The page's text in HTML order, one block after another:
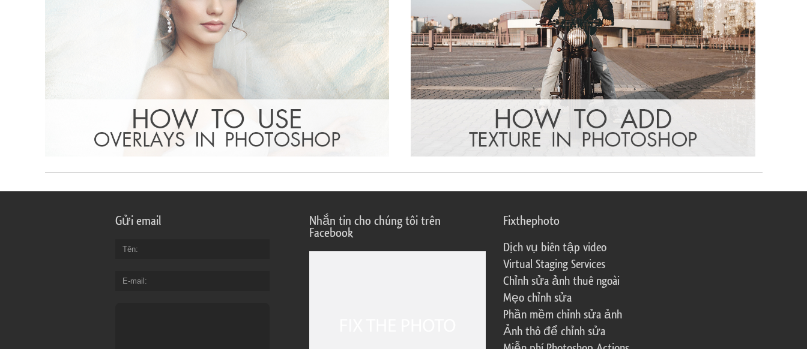
Gửi email
Tên
E-mail
Nhắn tin cho chúng tôi trên
Facebook
Fixthephoto
Dịch vụ biên tập video
Virtual Staging Services
Chỉnh sửa ảnh thuê ngoài
Mẹo chỉnh sửa
Phần mềm chỉnh sửa ảnh
Ảnh thô để chỉnh sửa